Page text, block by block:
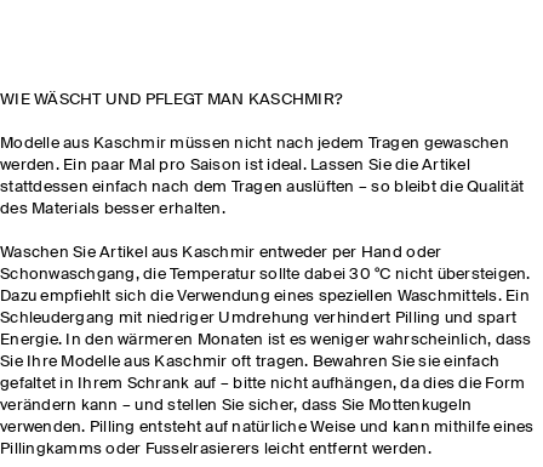
WIE WÄSCHT UND PFLEGT MAN KASCHMIR?
Modelle aus Kaschmir müssen nicht nach jedem Tragen gewaschen
werden. Ein paar Mal pro Saison ist ideal. Lassen Sie die Artikel
stattdessen einfach nach dem Tragen auslüften – so bleibt die Qualität
des Materials besser erhalten.
Waschen Sie Artikel aus Kaschmir entweder per Hand oder
Schonwaschgang, die Temperatur sollte dabei 30 °C nicht übersteigen.
Dazu empfiehlt sich die Verwendung eines speziellen Waschmittels. Ein
Schleudergang mit niedriger Umdrehung verhindert Pilling und spart
Energie. In den wärmeren Monaten ist es weniger wahrscheinlich, dass
Sie Ihre Modelle aus Kaschmir oft tragen. Bewahren Sie sie einfach
gefaltet in Ihrem Schrank auf – bitte nicht aufhängen, da dies die Form
verändern kann – und stellen Sie sicher, dass Sie Mottenkugeln
verwenden. Pilling entsteht auf natürliche Weise und kann mithilfe eines
Pillingkamms oder Fusselrasierers leicht entfernt werden.